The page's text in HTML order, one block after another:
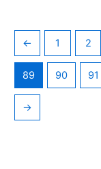
← 1 2
89 90 91
→